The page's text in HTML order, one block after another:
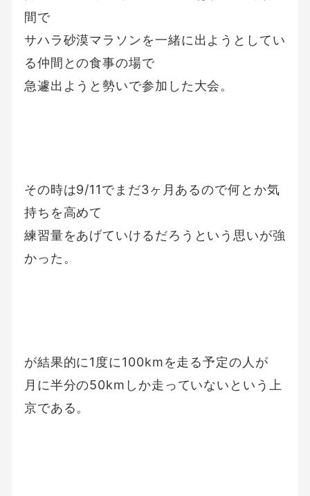
間で
サハラ砂漠マラソンを一緒に出ようとしてい
る仲間との食事の場で
急遽出ようと勢いで参加した大会。
その時は9/11でまだ3ヶ月あるので何とか気
持ちを高めて
練習量をあげていけるだろうという思いが強
かった。
が結果的に1度に100kmを走る予定の人が
月に半分の50kmしか走っていないという上
京である。